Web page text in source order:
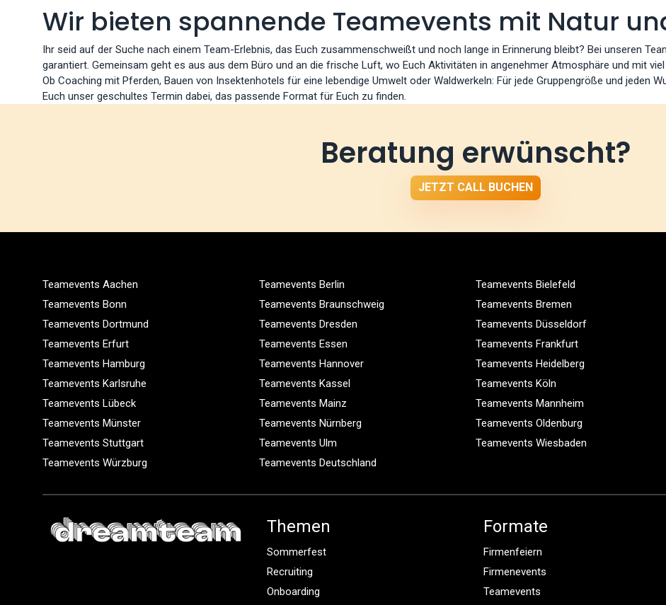
Wir bieten spannende Teamevents mit Natur
Ihr seid auf der Suche nach einem Team-Erlebnis, das Euch zusammenschweißt und noch lange in Erinnerung bleibt? Bei unseren
garantiert. Gemeinsam geht es aus aus dem Büro und an die frische Luft, wo Euch Aktivitäten in angenehmer Atmosphäre und mit
Ob Coaching mit Pferden, Bauen von Insektenhotels für eine lebendige Umwelt oder Waldwerkeln: Für jede Gruppengröße und jeden
Euch unser geschultes Termin dabei, das passende Format für Euch zu finden.
Beratung erwünscht?
JETZT CALL BUCHEN
Teamevents Aachen Teamevents Berlin Teamevents Bielefeld
Teamevents Bonn
Teamevents Braunschweig Teamevents Bremen
Teamevents Dortmund
Teamevents Dresden Teamevents Düsseldorf
Teamevents Erfurt
Teamevents Essen Teamevents Frankfurt
Teamevents Hamburg
Teamevents Hannover Teamevents Heidelberg
Teamevents Karlsruhe
Teamevents Kassel Teamevents Köln
Teamevents Lübeck
Teamevents Mainz Teamevents Mannheim
Teamevents Münster
Teamevents Nürnberg Teamevents Oldenburg
Teamevents Stuttgart
Teamevents Ulm Teamevents Wiesbaden
Teamevents Würzburg
Teamevents Deutschland
Themen
Sommerfest
Recruiting
Onboarding
Formate
Firmenfeiern
Firmenevents
Teamevents